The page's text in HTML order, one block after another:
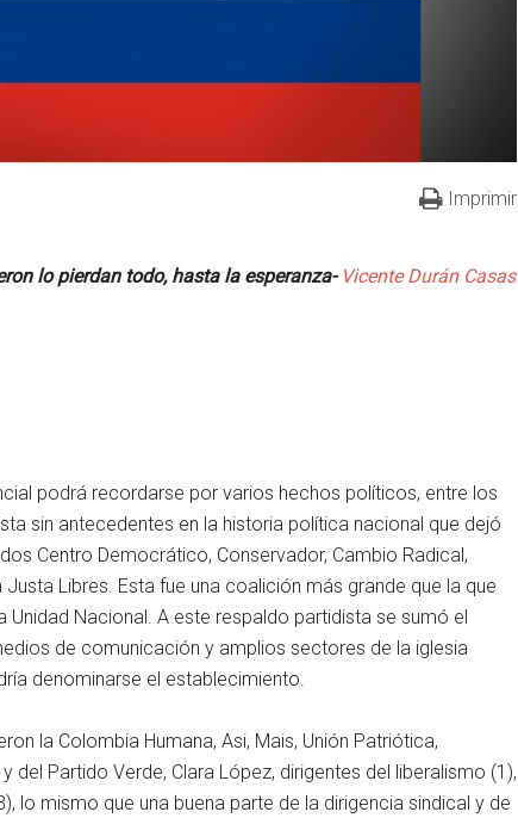
Imprimir
lo pierdan todo, hasta la esperanza- Vicente Durán Casas
podrá recordarse por varios hechos políticos, entre los
sin antecedentes en la historia política nacional que dejó
Centro Democrático, Conservador, Cambio Radical,
Libres. Esta fue una coalición más grande que la que
Nacional. A este respaldo partidista se sumó el
de comunicación y amplios sectores de la iglesia
denominarse el establecimiento.
la Colombia Humana, Asi, Mais, Unión Patriótica,
Partido Verde, Clara López, dirigentes del liberalismo (1),
lo mismo que una buena parte de la dirigencia sindical y de